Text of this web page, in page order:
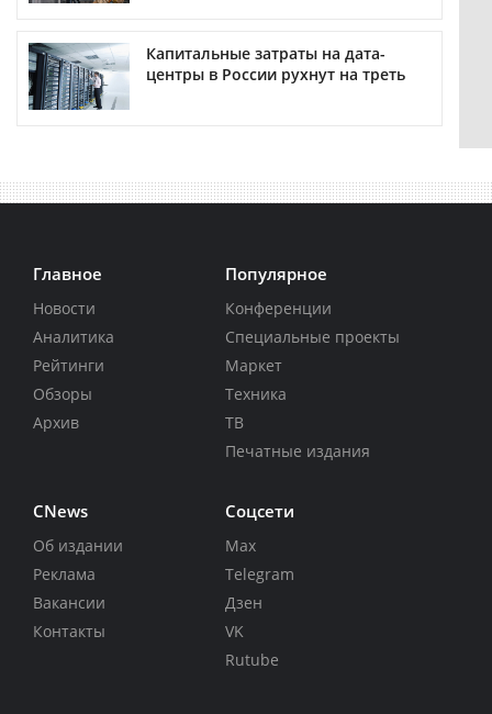
Капитальные затраты на дата-
центры в России рухнут на треть
Главное
Новости
Аналитика
Рейтинги
Обзоры
Архив
Популярное
Конференции
Специальные проекты
Маркет
Техника
ТВ
Печатные издания
CNews
Об издании
Реклама
Вакансии
Контакты
Соцсети
Max
Telegram
Дзен
VK
Rutube